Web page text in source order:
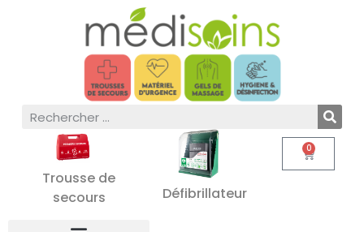
Trousse de
secours
Défibrillateur
0